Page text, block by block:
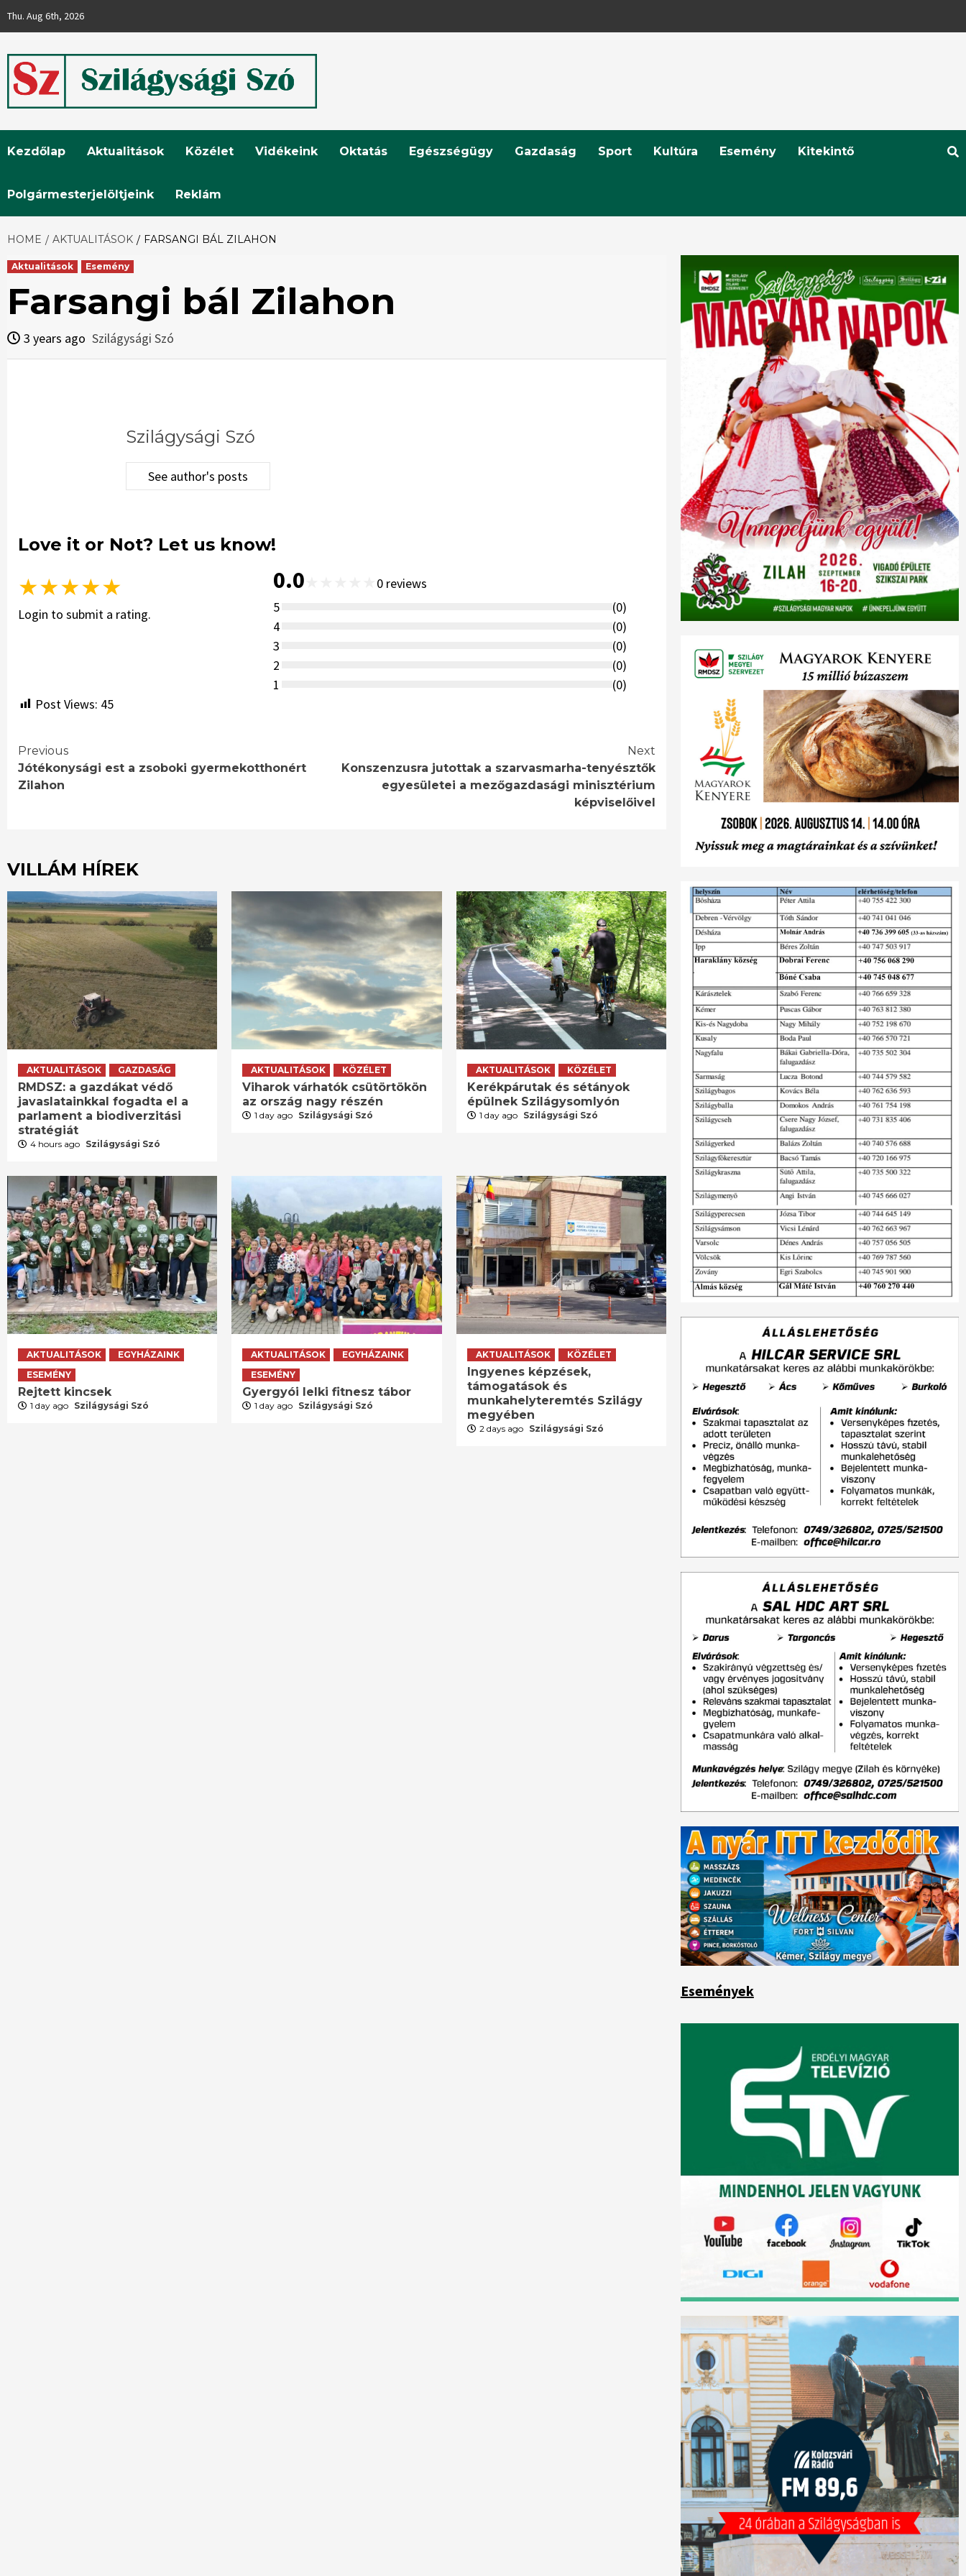
Thu. Aug 6th, 2026
Szilágysági
Szó
Kezdőlap Aktualitások Közélet Vidékeink Oktatás Egészségügy Gazdaság Sport Kultúra Esemény Kitekintő
Polgármesterjelöltjeink Reklám
HOME AKTUALITÁSOK FARSANGI BÁL ZILAHON
Aktualitások Esemény
Farsangi bál Zilahon
3 years ago Szilágysági Szó
Szilágysági Szó
See author's posts
Love it or Not? Let us know!
★★★★★
Login to submit a rating.
0.0 0 reviews
5
(0)
4
(0)
3
(0)
2
(0)
1
(0)
Post Views: 45
Continue
Reading
Previous
Jótékonysági est a zsoboki gyermekotthonért
Zilahon
Next
Konszenzusra jutottak a szarvasmarha-tenyésztők
egyesületei a mezőgazdasági minisztérium
képviselőivel
VILLÁM HÍREK
AKTUALITÁSOK GAZDASÁG
RMDSZ: a gazdákat védő
javaslatainkkal fogadta el a
parlament a biodiverzitási
stratégiát
4 hours ago Szilágysági Szó
AKTUALITÁSOK KÖZÉLET
Viharok várhatók csütörtökön
az ország nagy részén
1 day ago Szilágysági Szó
AKTUALITÁSOK KÖZÉLET
Kerékpárutak és sétányok
épülnek Szilágysomlyón
1 day ago Szilágysági Szó
AKTUALITÁSOK
EGYHÁZAINK
ESEMÉNY
Rejtett kincsek
1 day ago Szilágysági Szó
AKTUALITÁSOK
EGYHÁZAINK
ESEMÉNY
Gyergyói lelki fitnesz tábor
1 day ago Szilágysági Szó
AKTUALITÁSOK KÖZÉLET
Ingyenes képzések,
támogatások és
munkahelyteremtés Szilágy
megyében
2 days ago Szilágysági Szó
Események